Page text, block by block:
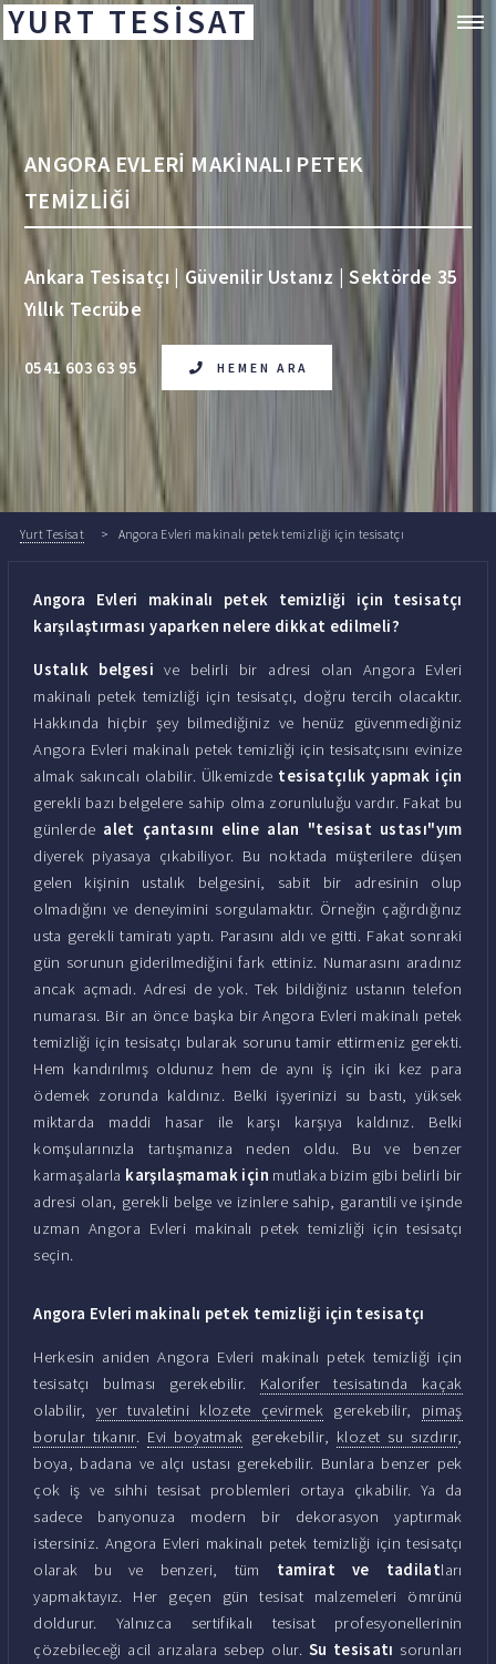
YURT TESİSAT
ANGORA EVLERİ MAKİNALI PETEK
TEMİZLİĞİ
Ankara Tesisatçı | Güvenilir Ustanız | Sektörde 35
Yıllık Tecrübe
0541 603 63 95 HEMEN ARA
Yurt Tesisat Angora Evleri makinalı petek temizliği için tesisatçı
Angora Evleri makinalı petek temizliği için tesisatçı
karşılaştırması yaparken nelere dikkat edilmeli?
Ustalık belgesi ve belirli bir adresi olan Angora Evleri
makinalı petek temizliği için tesisatçı, doğru tercih olacaktır.
Hakkında hiçbir şey bilmediğiniz ve henüz güvenmediğiniz
Angora Evleri makinalı petek temizliği için tesisatçısını evinize
almak sakıncalı olabilir. Ülkemizde tesisatçılık yapmak için
gerekli bazı belgelere sahip olma zorunluluğu vardır. Fakat bu
günlerde alet çantasını eline alan "tesisat ustası"yım
diyerek piyasaya çıkabiliyor. Bu noktada müşterilere düşen
gelen kişinin ustalık belgesini, sabit bir adresinin olup
olmadığını ve deneyimini sorgulamaktır. Örneğin çağırdığınız
usta gerekli tamiratı yaptı. Parasını aldı ve gitti. Fakat sonraki
gün sorunun giderilmediğini fark ettiniz. Numarasını aradınız
ancak açmadı. Adresi de yok. Tek bildiğiniz ustanın telefon
numarası. Bir an önce başka bir Angora Evleri makinalı petek
temizliği için tesisatçı bularak sorunu tamir ettirmeniz gerekti.
Hem kandırılmış oldunuz hem de aynı iş için iki kez para
ödemek zorunda kaldınız. Belki işyerinizi su bastı, yüksek
miktarda maddi hasar ile karşı karşıya kaldınız. Belki
komşularınızla tartışmanıza neden oldu. Bu ve benzer
karmaşalarla karşılaşmamak için mutlaka bizim gibi belirli bir
adresi olan, gerekli belge ve izinlere sahip, garantili ve işinde
uzman Angora Evleri makinalı petek temizliği için tesisatçı
seçin.
Angora Evleri makinalı petek temizliği için tesisatçı
Herkesin aniden Angora Evleri makinalı petek temizliği için
tesisatçı bulması gerekebilir. Kalorifer tesisatında kaçak
olabilir, yer tuvaletini klozete çevirmekgerekebilir, pimaş
borular tıkanır. Evi boyatmak gerekebilir, klozet su sızdırır,
boya, badana ve alçı ustası gerekebilir. Bunlara benzer pek
çok iş ve sıhhi tesisat problemleri ortaya çıkabilir. Ya da
sadece banyonuza modern bir dekorasyon yaptırmak
istersiniz. Angora Evleri makinalı petek temizliği için tesisatçı
olarak bu ve benzeri, tüm tamirat ve tadilatları
yapmaktayız. Her geçen gün tesisat malzemeleri ömrünü
doldurur. Yalnızca sertifikalı tesisat profesyonellerinin
çözebileceği acil arızalara sebep olur. Su tesisatı sorunları